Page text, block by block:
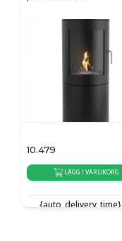
10.479
LÄGG I VARUKORG
{auto_delivery_time}